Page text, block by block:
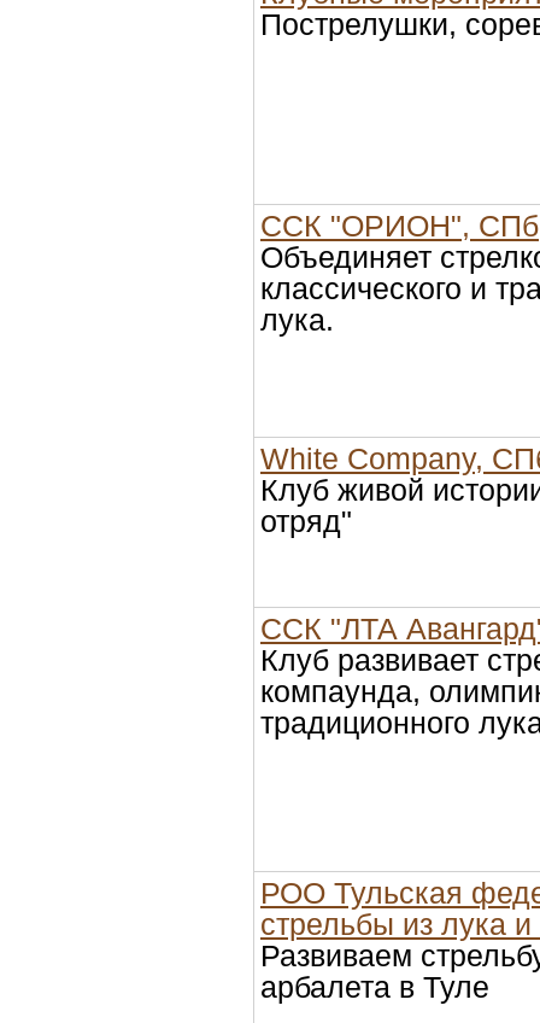
Пострелушки,
ССК "ОРИОН", СПб
Объединяет
классического и
лука.
White Company,
Клуб живой
отряд"
ССК "ЛТА
Клуб развивает
компаунда,
традиционного
РОО Тульская
стрельбы из лука
Развиваем
арбалета в Туле